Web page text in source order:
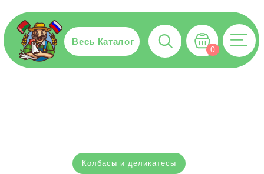
Весь Каталог
0
Колбасы и деликатесы